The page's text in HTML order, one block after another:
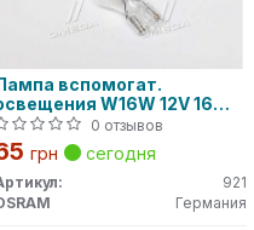
вспомогат.
W16W 12V 16W
(пр-во OSRAM)
0 отзывов
грн сегодня
921
Германия